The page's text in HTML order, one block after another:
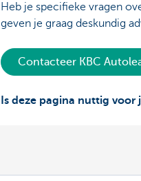
Heb je specifieke vragen
geven je graag deskundig
Contacteer KBC
Is deze pagina nuttig voor